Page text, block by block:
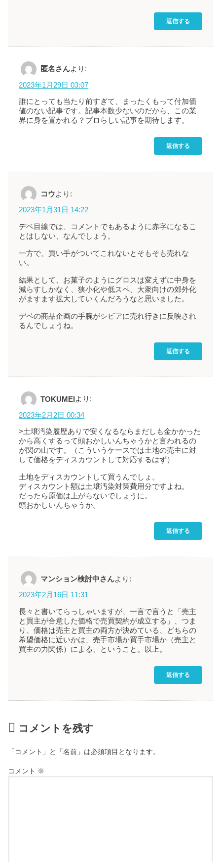
返信する
匿名さんより:
2023年1月29日 03:07
誰にとっても当たり前すぎて、まったくもって付加価
値のない記事です。記事本数少ないのだから、この業
界に身を置かれる？プロらしい記事を期待します。
返信する
コウより:
2023年1月31日 14:22
デベ目線では、コメントでもあるように赤字になるこ
とはしない、なんでしょう。
一方で、買い手がついてこれないとそもそも売れな
い。
結果として、お菓子のようにグロスは変えずに中身を
減らすしかなく、狭小化や低スペ、大衆向けの郊外化
がますます拡大していくんだろうなと思いました。
デベの商品企画の手腕がシビアに売れ行きに反映され
るんでしょうね。
返信する
TOKUMEI より:
2023年2月2日 00:34
>土壌汚染履歴ありで安くなるならまだしも金かかった
から高くするって頭おかしいんちゃうかと言われるの
が関の山です。（こういうケースでは土地の売主に対
して価格をディスカウントして対応するはず）
土地をディスカウントして買うんでしょ。
ディスカウント額は土壌汚染対策費用分ですよね。
だったら原価は上がらないでしょうに。
頭おかしいんちゃうか。
返信する
マンション検討中さんより:
2023年2月16日 11:31
長々と書いてらっしゃいますが、一言で言うと「売主
と買主が合意した価格で売買契約が成立する」、つま
り、価格は売主と買主の両方が決めている、どちらの
希望価格に近いかは、売手市場か買手市場か（売主と
買主の力関係）による、ということ。以上。
返信する
コメントを残す
「コメント」と「名前」は必須項目となります。
コメント ※